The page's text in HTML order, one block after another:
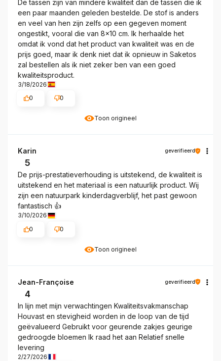
Toon origineel
De tassen zijn van mindere kwaliteit dan de tassen die ik
een paar maanden geleden bestelde. De stof is anders
en veel van hen zijn zelfs op een gegeven moment
ongestikt, vooral die van 8x10 cm. Ik herhaalde het
omdat ik vond dat het product van kwaliteit was en de
prijs goed, maar ik denk niet dat ik opnieuw in Saketos
zal bestellen als ik niet zeker ben van een goed
kwaliteitsproduct.
3/18/2026
0
0
Toon origineel
Karin geverifieerd
5
De prijs-prestatieverhouding is uitstekend, de kwaliteit is
uitstekend en het materiaal is een natuurlijk product. Wij
zijn een natuurpark kinderdagverblijf, het past gewoon
fantastisch 👍️
3/10/2026
0
0
Jean-Françoise geverifieerd
4
In lijn met mijn verwachtingen Kwaliteitsvakmanschap
Houvast en stevigheid worden in de loop van de tijd
geëvalueerd Gebruikt voor geurende zakjes geurige
gedroogde bloemen Ik raad het aan Relatief snelle
levering
2/27/2026